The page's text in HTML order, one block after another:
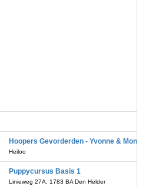
Hoopers Gevorderden - Yvonne &
Heiloo
Puppycursus Basis 1
Linieweg 27A, 1783 BA Den Helder